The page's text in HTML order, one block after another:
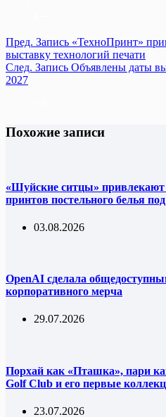
Пред. Запись «ТехноПринт»
выставку технологий печати
След. Запись Объявлены даты
2027
Похожие записи
«Шуйские ситцы» привлекают
принтов постельного белья
03.08.2026
OpenAI сделала
корпоративного мерча
29.07.2026
Порхай как «Пташка», пари
Golf Club и его первые
23.07.2026